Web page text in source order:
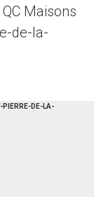
Maisons
de-la-
PIERRE-DE-LA-